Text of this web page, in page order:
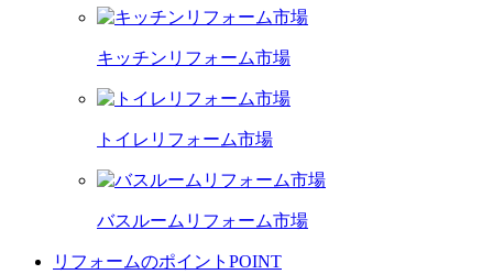
キッチンリフォーム市場
トイレリフォーム市場
バスルームリフォーム市場
リフォームのポイント POINT